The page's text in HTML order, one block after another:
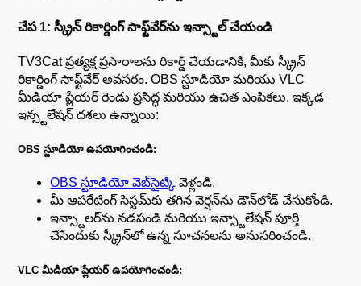
చేప 1: స్క్రీన్ రికార్డింగ్ సాఫ్ట్‌వేర్‌ను ఇన్స్టాల్ చేయండి
TV3Cat ప్రత్యక్ష ప్రసారాలను రికార్డ్ చేయడానికి, మీకు స్క్రీన్
రికార్డింగ్ సాఫ్ట్‌వేర్ అవసరం. OBS స్టూడియో మరియు VLC
మీడియా ప్లేయర్ రెండు ప్రసిద్ధ మరియు ఉచిత ఎంపికలు. ఇక్కడ
ఇన్స్టలేషన్ దశలు ఉన్నాయి:
OBS స్టూడియో ఉపయోగించండి:
OBS స్టూడియో వెబ్‌సైట్ కి వెళ్లండి.
మీ ఆపరేటింగ్ సిస్టమ్‌కు తగిన వెర్షన్‌ను డౌన్‌లోడ్ చేసుకోండి.
ఇన్స్టాలర్‌ను నడపండి మరియు ఇన్స్టాలేషన్ పూర్తి
చేసేందుకు స్క్రీన్‌లో ఉన్న సూచనలను అనుసరించండి.
VLC మీడియా ప్లేయర్ ఉపయోగించండి: